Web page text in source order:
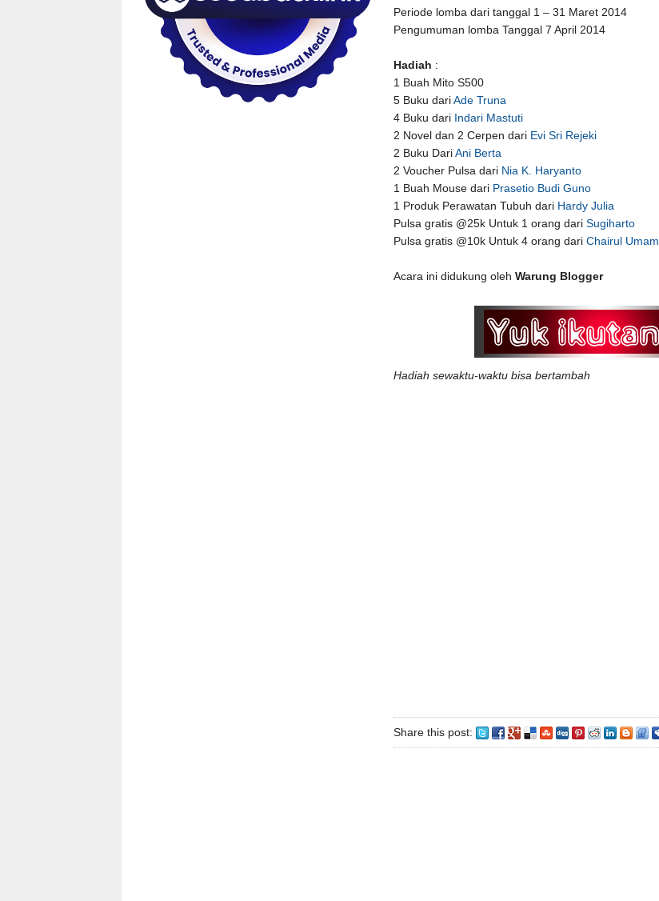
Periode lomba dari tanggal 1 – 31 Maret 2014
Pengumuman lomba Tanggal 7 April 2014
Hadiah :
1 Buah Mito S500
5 Buku dariAde Truna
4 Buku dari Indari Mastuti
2 Novel dan 2 Cerpen dari Evi Sri Rejeki
2 Buku DariAni Berta
2 Voucher Pulsa dari Nia K. Haryanto
1 Buah Mouse dari Prasetio Budi Guno
1 Produk Perawatan Tubuh dari Hardy Julia
Pulsa gratis @25k Untuk 1 orang dari Sugiharto
Pulsa gratis @10k Untuk 4 orang dari Chairul Umam
Acara ini didukung oleh Warung Blogger
Hadiah sewaktu-waktu bisa bertambah
Share this post: